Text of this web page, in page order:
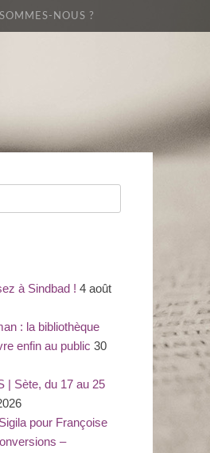
NOUS ?
à Sindbad ! 4 août
: la bibliothèque
enfin au public 30
| Sète, du 17 au 25
pour Françoise
–